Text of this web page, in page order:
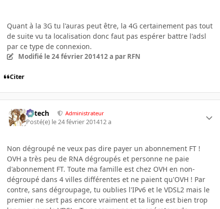
Quant à la 3G tu l'auras peut être, la 4G certainement pas tout
de suite vu ta localisation donc faut pas espérer battre l'adsl
par ce type de connexion.
Modifié le 24 février 201412 a par RFN
Citer
Edtech Administrateur
Posté(e) le 24 février 201412 a
Non dégroupé ne veux pas dire payer un abonnement FT !
OVH a très peu de RNA dégroupés et personne ne paie
d'abonnement FT. Toute ma famille est chez OVH en non-
dégroupé dans 4 villes différentes et ne paient qu'OVH ! Par
contre, sans dégroupage, tu oublies l'IPv6 et le VDSL2 mais le
premier ne sert pas encore vraiment et ta ligne est bien trop